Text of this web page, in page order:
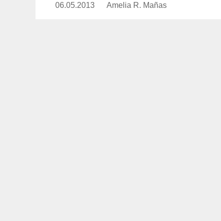
Publicado
06.05.2013 https://www.experimenta.es/
Amelia R. Mañas